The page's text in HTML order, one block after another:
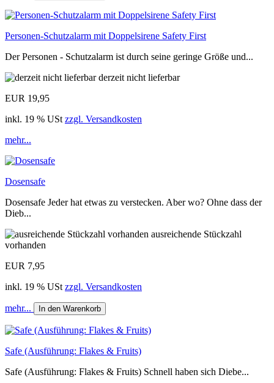
Personen-Schutzalarm mit Doppelsirene Safety First
Der Personen - Schutzalarm ist durch seine geringe Größe und...
derzeit nicht lieferbar
EUR 19,95
inkl. 19 % USt zzgl. Versandkosten
mehr...
Dosensafe
Dosensafe Jeder hat etwas zu verstecken. Aber wo? Ohne dass der
Dieb...
ausreichende Stückzahl
vorhanden
EUR 7,95
inkl. 19 % USt zzgl. Versandkosten
mehr... In den Warenkorb
Safe (Ausführung: Flakes & Fruits)
Safe (Ausführung: Flakes & Fruits) Schnell haben sich Diebe...